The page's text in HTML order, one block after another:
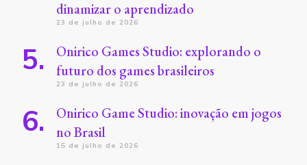
dinamizar o aprendizado
23 de julho de 2026
Onirico Games Studio: explorando o
futuro dos games brasileiros
23 de julho de 2026
Onirico Game Studio: inovação em jogos
no Brasil
15 de julho de 2026